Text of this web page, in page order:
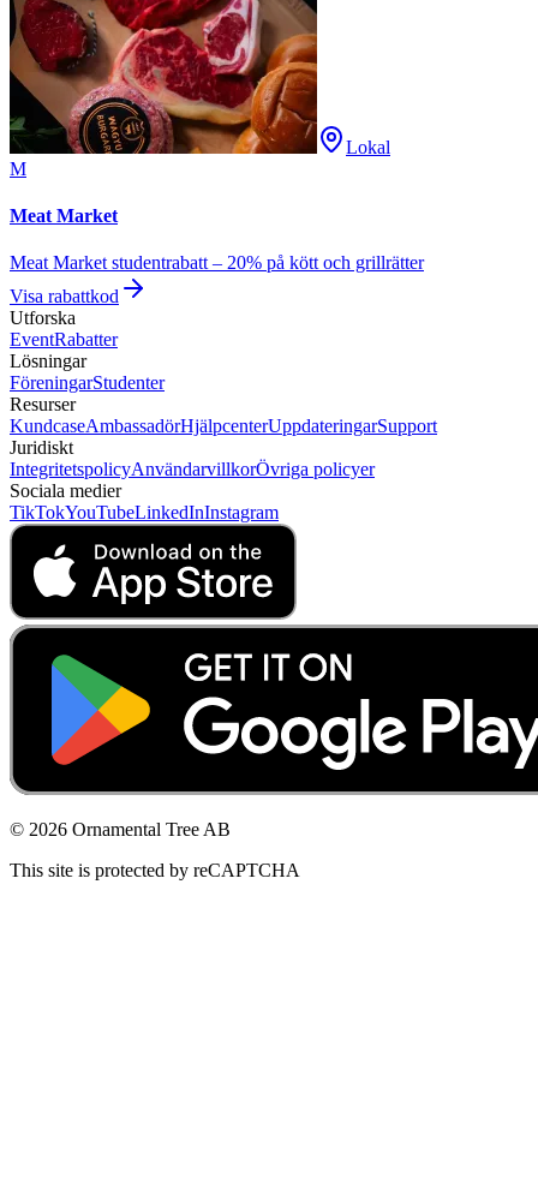
Lokal
M
Meat Market
Meat Market studentrabatt – 20% på kött och grillrätter
Visa rabattkod
Utforska
EventRabatter
Lösningar
FöreningarStudenter
Resurser
KundcaseAmbassadörHjälpcenterUppdateringarSupport
Juridiskt
IntegritetspolicyAnvändarvillkorÖvriga policyer
Sociala medier
TikTokYouTubeLinkedInInstagram
© 2026 Ornamental Tree AB
This site is protected by reCAPTCHA